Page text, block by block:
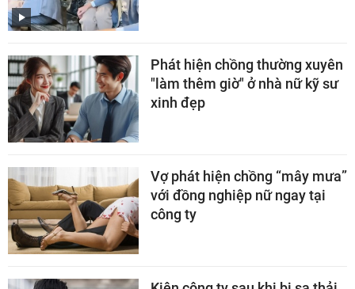
Phát hiện chồng thường xuyên
"làm thêm giờ" ở nhà nữ kỹ sư
xinh đẹp
Vợ phát hiện chồng “mây mưa”
với đồng nghiệp nữ ngay tại
công ty